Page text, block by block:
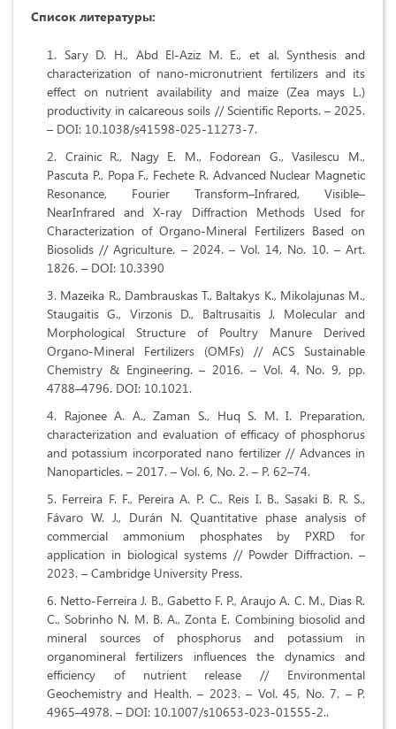
Список литературы:
Sary D. H., Abd El-Aziz M. E., et al. Synthesis and
characterization of nano-micronutrient fertilizers and its
effect on nutrient availability and maize (Zea mays L.)
productivity in calcareous soils // Scientific Reports. – 2025.
– DOI: 10.1038/s41598-025-11273-7.
Crainic R., Nagy E. M., Fodorean G., Vasilescu M.,
Pascuta P., Popa F., Fechete R. Advanced Nuclear Magnetic
Resonance, Fourier Transform–Infrared, Visible–
NearInfrared and X-ray Diffraction Methods Used for
Characterization of Organo-Mineral Fertilizers Based on
Biosolids // Agriculture. – 2024. – Vol. 14, No. 10. – Art.
1826. – DOI: 10.3390
Mazeika R., Dambrauskas T., Baltakys K., Mikolajunas M.,
Staugaitis G., Virzonis D., Baltrusaitis J. Molecular and
Morphological Structure of Poultry Manure Derived
Organo-Mineral Fertilizers (OMFs) // ACS Sustainable
Chemistry & Engineering. – 2016. – Vol. 4, No. 9, pp.
4788–4796. DOI: 10.1021.
Rajonee A. A., Zaman S., Huq S. M. I. Preparation,
characterization and evaluation of efficacy of phosphorus
and potassium incorporated nano fertilizer // Advances in
Nanoparticles. – 2017. – Vol. 6, No. 2. – P. 62–74.
Ferreira F. F., Pereira A. P. C., Reis I. B., Sasaki B. R. S.,
Fávaro W. J., Durán N. Quantitative phase analysis of
commercial ammonium phosphates by PXRD for
application in biological systems // Powder Diffraction. –
2023. – Cambridge University Press.
Netto-Ferreira J. B., Gabetto F. P., Araujo A. C. M., Dias R.
C., Sobrinho N. M. B. A., Zonta E. Combining biosolid and
mineral sources of phosphorus and potassium in
organomineral fertilizers influences the dynamics and
efficiency of nutrient release // Environmental
Geochemistry and Health. – 2023. – Vol. 45, No. 7. – P.
4965–4978. – DOI: 10.1007/s10653-023-01555-2..